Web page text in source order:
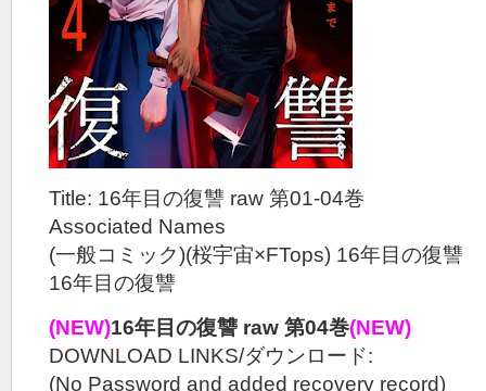
Title: 16年目の復讐 raw 第01-04巻
Associated Names
(一般コミック)(桜宇宙×FTops) 16年目の復讐
16年目の復讐
(NEW)16年目の復讐 raw 第04巻(NEW)
DOWNLOAD LINKS/ダウンロード:
(No Password and added recovery record)